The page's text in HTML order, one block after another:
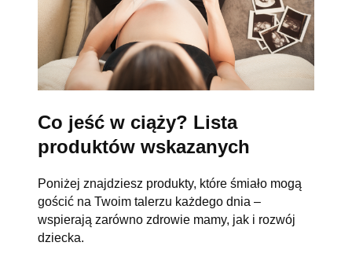
Co jeść w ciąży? Lista
produktów wskazanych
Poniżej znajdziesz produkty, które śmiało mogą
gościć na Twoim talerzu każdego dnia –
wspierają zarówno zdrowie mamy, jak i rozwój
dziecka.